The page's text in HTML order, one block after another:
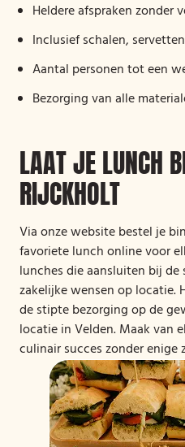
Heldere afspraken zonder
Inclusief schalen,
Aantal personen tot een
Bezorging van alle
LAAT JE LUNCH
RIJCKHOLT
Via onze website bestel je
favoriete lunch online voor
lunches die aansluiten bij
zakelijke wensen op locatie.
de stipte bezorging op de
locatie in Velden. Maak van
culinair succes zonder enige